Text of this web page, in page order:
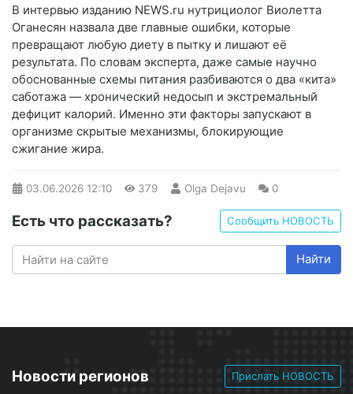
В интервью изданию NEWS.ru нутрициолог Виолетта
Оганесян назвала две главные ошибки, которые
превращают любую диету в пытку и лишают её
результата. По словам эксперта, даже самые научно
обоснованные схемы питания разбиваются о два «кита»
саботажа — хронический недосып и экстремальный
дефицит калорий. Именно эти факторы запускают в
организме скрытые механизмы, блокирующие
сжигание жира.
03.06.2026 12:10 379 Olga Dejavu 0
Есть что рассказать? Сообщить НОВОСТЬ
Найти
Новости регионов Прислать НОВОСТЬ